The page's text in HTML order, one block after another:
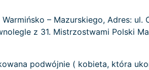
– Mazurskiego, Adres: ul.
z 31. Mistrzostwami Polski
podwójnie ( kobieta, która